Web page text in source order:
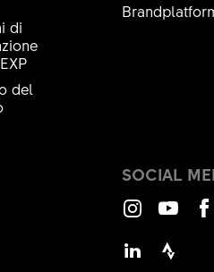
di
del
SOCIAL